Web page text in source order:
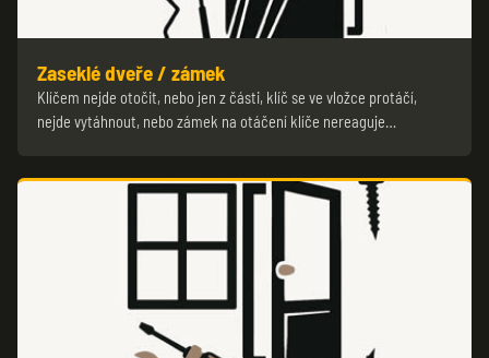
Zaseklé dveře / zámek
Klíčem nejde otočit, nebo jen z části, klíč se ve vložce protáčí,
nejde vytáhnout, nebo zámek na otáčení klíče nereaguje…